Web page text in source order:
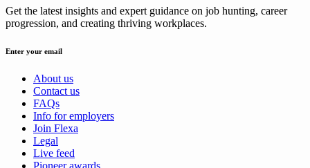
Get the latest insights and expert guidance on job hunting, career
progression, and creating thriving workplaces.
Enter your email
About us
Contact us
FAQs
Info for employers
Join Flexa
Legal
Live feed
Pioneer awards